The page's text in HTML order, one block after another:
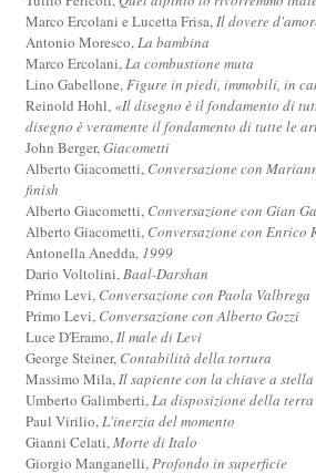
Marco Ercolani e Lucetta Frisa,Il dovere
Antonio Moresco,La bambina
Marco Ercolani,La combustione muta
Lino Gabellone,Figure in piedi, immobili, in
Reinold Hohl, «Il disegno è il fondamento di
disegno è veramente il fondamento di tutte le
John Berger,Giacometti
Alberto Giacometti, Conversazione con
finish
Alberto Giacometti, Conversazione con Gian
Alberto Giacometti, Conversazione con Enrico
Antonella Anedda, 1999
Dario Voltolini,Baal-Darshan
Primo Levi, Conversazione con Paola Valbrega
Primo Levi, Conversazione con Alberto Gozzi
Luce D'Eramo,Il male di Levi
George Steiner, Contabilità della tortura
Massimo Mila,Il sapiente con la chiave a stella
Umberto Galimberti,La disposizione della terra
Paul Virilio,L'inerzia del momento
Gianni Celati,Morte di Italo
Giorgio Manganelli,Profondo in superficie